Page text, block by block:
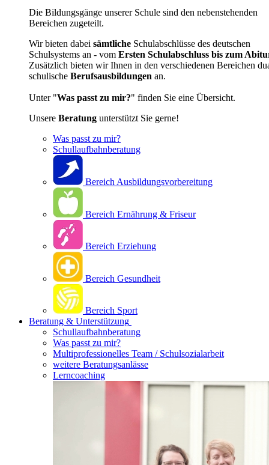
Die Bildungsgänge unserer Schule sind den nebenstehenden
Bereichen zugeteilt.
Wir bieten dabei sämtliche Schulabschlüsse des deutschen
Schulsystems an - vom Ersten Schulabschluss bis zum
Zusätzlich bieten wir Ihnen in den verschiedenen Bereichen
schulische Berufsausbildungen an.
Unter "Was passt zu mir?" finden Sie eine Übersicht.
Unsere Beratung unterstützt Sie gerne!
Was passt zu mir?
Schullaufbahnberatung
Bereich Ausbildungsvorbereitung
Bereich Ernährung & Friseur
Bereich Erziehung
Bereich Gesundheit
Bereich Sport
Beratung & Unterstützung
Schullaufbahnberatung
Was passt zu mir?
Multipro­fessionelles Team / Schulsozialarbeit
weitere Beratungsanlässe
Lerncoaching